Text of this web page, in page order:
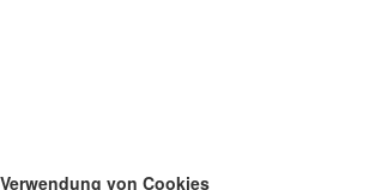
Verwendung von Cookies